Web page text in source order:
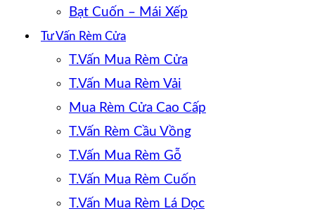
Bạt Cuốn – Mái Xếp
Tư Vấn Rèm Cửa
T.Vấn Mua Rèm Cửa
T.Vấn Mua Rèm Vải
Mua Rèm Cửa Cao Cấp
T.Vấn Rèm Cầu Vồng
T.Vấn Mua Rèm Gỗ
T.Vấn Mua Rèm Cuốn
T.Vấn Mua Rèm Lá Dọc